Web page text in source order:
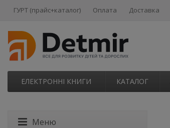
ГУРТ (прайс+каталог) Оплата Доставка
ЕЛЕКТРОННІ КНИГИ КАТАЛОГ
Меню